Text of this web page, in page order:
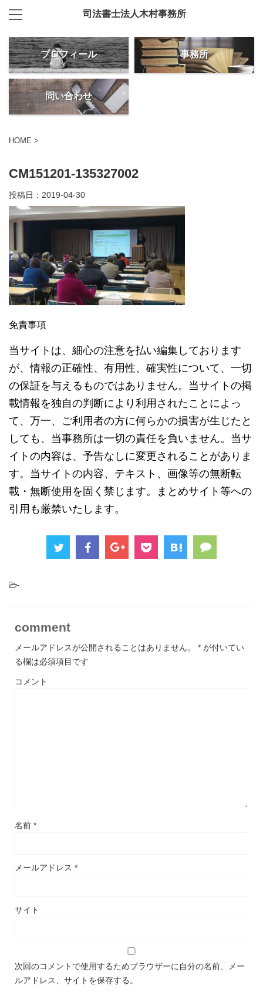
司法書士法人木村事務所
プロフィール 事務所
問い合わせ
HOME >
CM151201-135327002
投稿日： 2019-04-30
免責事項
当サイトは、細心の注意を払い編集しております
が、情報の正確性、有用性、確実性について、一切
の保証を与えるものではありません。当サイトの掲
載情報を独自の判断により利用されたことによっ
て、万一、ご利用者の方に何らかの損害が生じたと
しても、当事務所は一切の責任を負いません。当サ
イトの内容は、予告なしに変更されることがありま
す。当サイトの内容、テキスト、画像等の無断転
載・無断使用を固く禁じます。まとめサイト等への
引用も厳禁いたします。
-
comment
メールアドレスが公開されることはありません。 * が付いてい
る欄は必須項目です
コメント
名前 *
メールアドレス *
サイト
次回のコメントで使用するためブラウザーに自分の名前、メー
ルアドレス、サイトを保存する。